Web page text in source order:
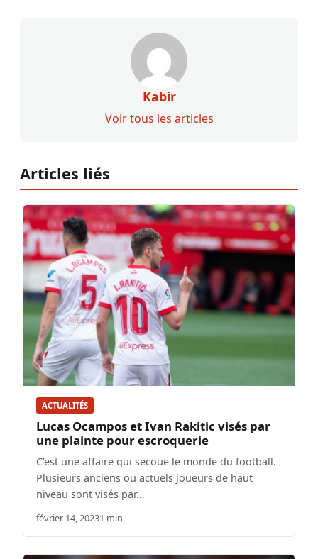
Kabir
Voir tous les articles
Articles liés
ACTUALITÉS
Lucas Ocampos et Ivan Rakitic visés par
une plainte pour escroquerie
C’est une affaire qui secoue le monde du football.
Plusieurs anciens ou actuels joueurs de haut
niveau sont visés par…
février 14, 20231 min